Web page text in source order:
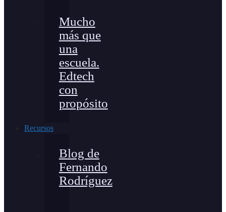
Mucho
más que
una
escuela.
Edtech
con
propósito
Recursos
Blog de
Fernando
Rodríguez